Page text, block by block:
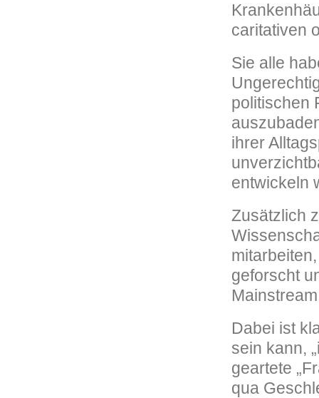
caritativen
Sie alle
politischen
ihrer
entwickeln
Zusätzlich
geforscht
Dabei ist
sein kann,
geartete
qua